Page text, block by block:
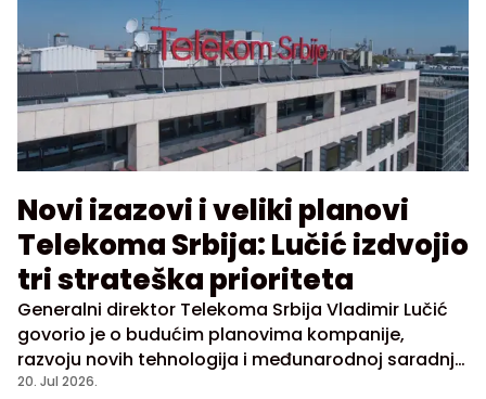
Novi izazovi i veliki planovi
Telekoma Srbija: Lučić izdvojio
tri strateška prioriteta
Generalni direktor Telekoma Srbija Vladimir Lučić
govorio je o budućim planovima kompanije,
razvoju novih tehnologija i međunarodnoj saradnji,
nakon ulaska Telekoma u najveću svetsku koaliciju
20. Jul 2026.